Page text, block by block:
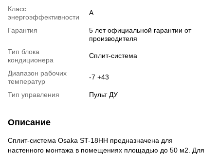
Класс
энергоэффективности
A
Гарантия
5 лет официальной гарантии от
производителя
Тип блока
кондиционера
Сплит-система
Диапазон рабочих
температур
-7 +43
Тип управления Пульт ДУ
Описание
Сплит-система Osaka ST-18HH предназначена для
настенного монтажа в помещениях площадью до 50 м2. Для